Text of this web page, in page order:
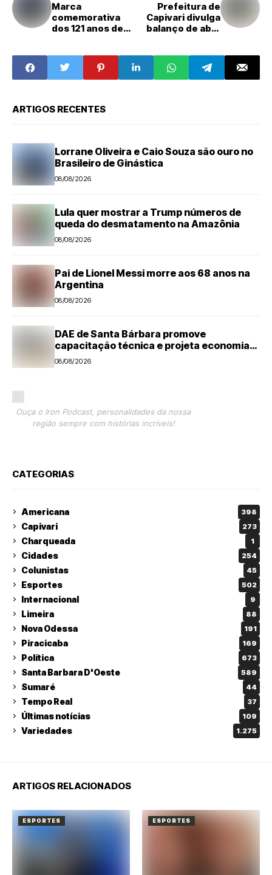
Marca
comemorativa
dos 121 anos de
artista e servidor
municipal Aldinho
Prefeitura de
Capivari divulga
balanço de abril
de 3,5 mil
atendimentos
ARTIGOS RECENTES
Lorrane Oliveira e Caio Souza são ouro no
Brasileiro de Ginástica
08/08/2026
Lula quer mostrar a Trump números de
queda do desmatamento na Amazônia
08/08/2026
Pai de Lionel Messi morre aos 68 anos na
Argentina
08/08/2026
DAE de Santa Bárbara promove
capacitação técnica e projeta economia
anual de mais de R$ 300 mil com eficiência
energética
08/08/2026
Ouça o Iron Podcast, personalidades da nossa
região sempre com histórias incríveis!
CATEGORIAS
Americana 398
Capivari 273
Charqueada 1
Cidades 254
Colunistas 45
Esportes 502
Internacional 9
Limeira 88
Nova Odessa 191
Piracicaba 169
Política 673
Santa Barbara D'Oeste 589
Sumaré 44
Tempo Real 37
Últimas notícias 109
Variedades 1.275
ARTIGOS RELACIONADOS
ESPORTES ESPORTES